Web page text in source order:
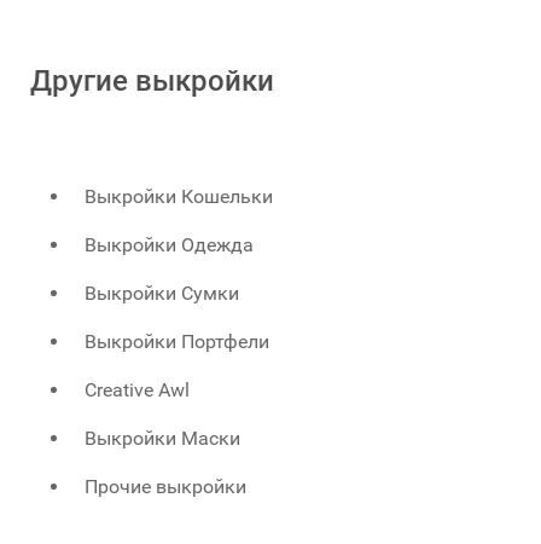
Другие выкройки
Выкройки Кошельки
Выкройки Одежда
Выкройки Сумки
Выкройки Портфели
Creative Awl
Выкройки Маски
Прочие выкройки